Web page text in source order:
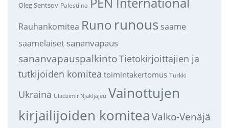
Oleg Sentsov Palestiina
Rauhankomitea Runo runous saame
saamelaiset sananvapaus
sananvapauspalkintoTietokirjoittajien ja
tutkijoiden komitea toimintakertomus Turkki
Ukraina Uladzimir Njakljajeu Vainottujen
kirjailijoiden komitea Valko-Venäjä